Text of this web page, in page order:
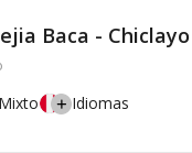
Baca - Chiclayo
Mixto Idiomas